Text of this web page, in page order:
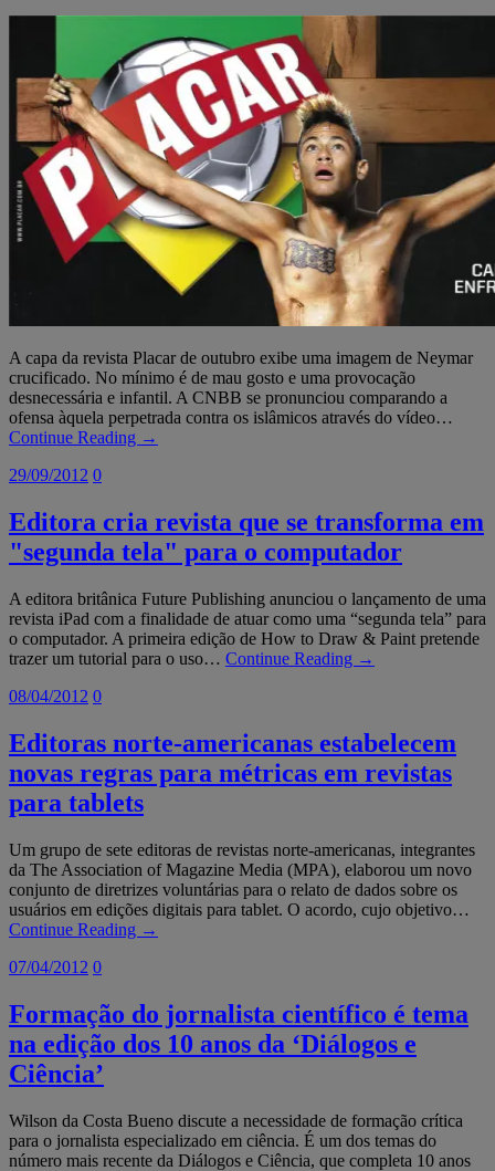
A capa da revista Placar de outubro exibe uma imagem de Neymar
crucificado. No mínimo é de mau gosto e uma provocação
desnecessária e infantil. A CNBB se pronunciou comparando a
ofensa àquela perpetrada contra os islâmicos através do vídeo…
Continue Reading →
29/09/2012 0
Editora cria revista que se transforma em
"segunda tela" para o computador
A editora britânica Future Publishing anunciou o lançamento de uma
revista iPad com a finalidade de atuar como uma “segunda tela” para
o computador. A primeira edição de How to Draw & Paint pretende
trazer um tutorial para o uso… Continue Reading →
08/04/2012 0
Editoras norte-americanas estabelecem
novas regras para métricas em revistas
para tablets
Um grupo de sete editoras de revistas norte-americanas, integrantes
da The Association of Magazine Media (MPA), elaborou um novo
conjunto de diretrizes voluntárias para o relato de dados sobre os
usuários em edições digitais para tablet. O acordo, cujo objetivo…
Continue Reading →
07/04/2012 0
Formação do jornalista científico é tema
na edição dos 10 anos da ‘Diálogos e
Ciência’
Wilson da Costa Bueno discute a necessidade de formação crítica
para o jornalista especializado em ciência. É um dos temas do
número mais recente da Diálogos e Ciência, que completa 10 anos